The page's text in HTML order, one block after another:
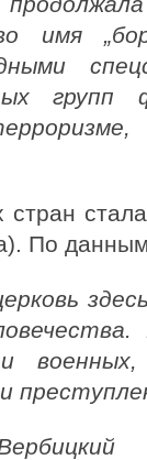
имя
групп
По данным